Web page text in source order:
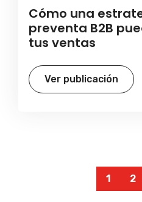
Cómo una
preventa B2B
tus ventas
Ver publicación
1 2